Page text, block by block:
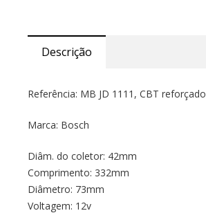
Descrição
Referência: MB JD 1111, CBT reforçado
Marca: Bosch
Diâm. do coletor: 42mm
Comprimento: 332mm
Diâmetro: 73mm
Voltagem: 12v